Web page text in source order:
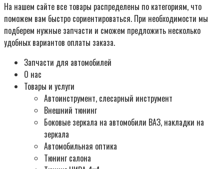
На нашем сайте все товары распределены по категориям, что
поможем вам быстро сориентироваться. При необходимости мы
подберем нужные запчасти и сможем предложить несколько
удобных вариантов оплаты заказа.
Запчасти для автомобилей
О нас
Товары и услуги
Автоинструмент, слесарный инструмент
Внешний тюнинг
Боковые зеркала на автомобили ВАЗ, накладки на
зеркала
Автомобильная оптика
Тюнинг салона